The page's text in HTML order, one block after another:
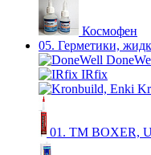
Космофен
05. Герметики,
IRfix
01. ТМ BOXER,